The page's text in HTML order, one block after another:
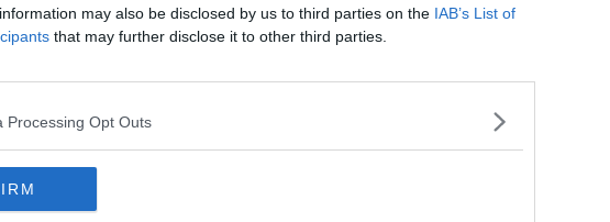
may also be disclosed by us to third parties on the IAB’s List of
that may further disclose it to other third parties.
Processing Opt Outs